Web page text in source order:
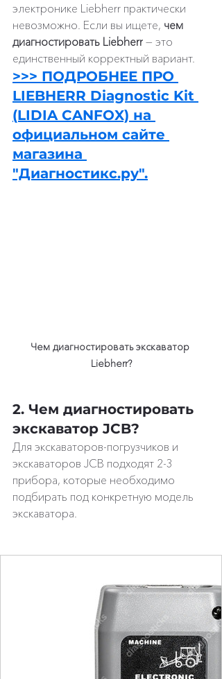
электронике Liebherr практически
невозможно. Если вы ищете, чем
диагностировать Liebherr — это
единственный корректный вариант.
>>> ПОДРОБНЕЕ ПРО
LIEBHERR Diagnostic Kit
(LIDIA CANFOX) на
официальном сайте
магазина
"Диагностикс.ру".
Чем диагностировать экскаватор
Liebherr?
2. Чем диагностировать
экскаватор JCB?
Для экскаваторов-погрузчиков и
экскаваторов JCB подходят 2-3
прибора, которые необходимо
подбирать под конкретную модель
экскаватора.